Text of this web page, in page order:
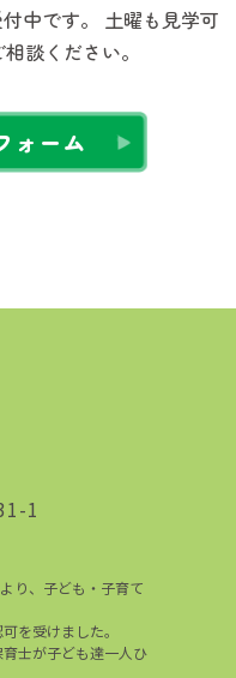
中です。
土曜も見学可
談ください。
ォーム
1
り、子ども・子育て
を受けました。
士が子ども達一人ひ